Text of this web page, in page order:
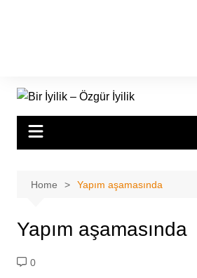
Home Yapım aşamasında
Yapım aşamasında
0